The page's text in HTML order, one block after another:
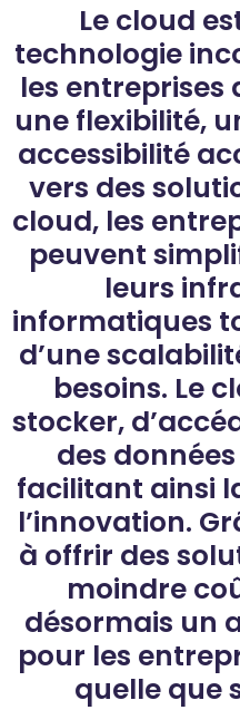
Le cloud
technologie
les
une flexibilité,
accessibilité
vers des
cloud, les
peuvent
leurs
informatiques
d’une
besoins. Le
stocker,
des
facilitant ainsi
l’innovation.
à offrir des
moindre
désormais un
pour les
quelle que